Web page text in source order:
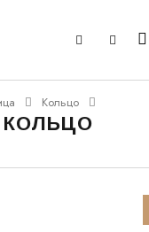
Кольцо
КОЛЬЦО